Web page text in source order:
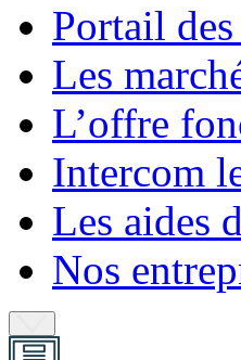
Portail
Les
L’offre
Intercom
Les aides
Nos